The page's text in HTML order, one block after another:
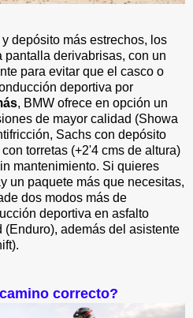
depósito más estrechos, los
pantalla derivabrisas, con un
para evitar que el casco o
deportiva por
, BMW ofrece en opción un
de mayor calidad (Showa
Sachs con depósito
torretas (+2'4 cms de altura)
mantenimiento. Si quieres
un paquete más que necesitas,
dos modos más de
deportiva en asfalto
(Enduro), además del asistente
correcto?